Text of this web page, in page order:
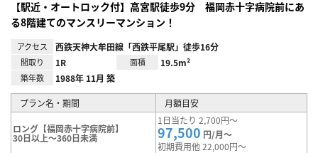
【駅近・オートロック付】高宮駅徒歩9分 福岡赤十字病院前にあ
る8階建てのマンスリーマンション！
アクセス 西鉄天神大牟田線「西鉄平尾駅」徒歩16分
間取り 1R 面積 19.5m²
築年数 1988年 11月 築
プラン名・期間 月額目安
ロング【福岡赤十字病院前】
30日以上～360日未満
1日当たり 2,700円～
97,500 円/月～
初期費用他 22,000円～